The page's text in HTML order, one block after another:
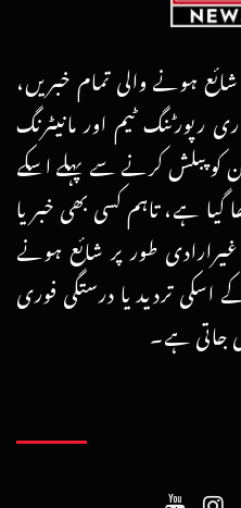
ہونے والی تمام خبریں،
رپورٹنگ ٹیم اور مانیٹرنگ
پبلش کرنے سے پہلے اسکے
گیا ہے، تاہم کسی بھی خبر یا
طور پر شائع ہونے
تردید یا درستگی فوری
جاتی ہے۔